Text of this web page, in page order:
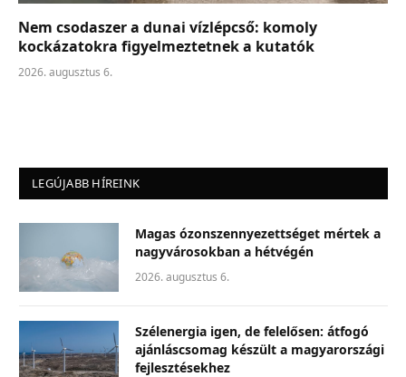
Nem csodaszer a dunai vízlépcső: komoly
kockázatokra figyelmeztetnek a kutatók
2026. augusztus 6.
LEGÚJABB HÍREINK
Magas ózonszennyezettséget mértek a
nagyvárosokban a hétvégén
2026. augusztus 6.
Szélenergia igen, de felelősen: átfogó
ajánláscsomag készült a magyarországi
fejlesztésekhez